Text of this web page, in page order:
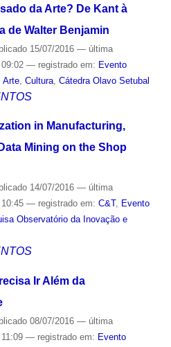
da Arte? De Kant à
de Walter Benjamin
15/07/2016 — última
— registrado em: Evento
Arte, Cultura, Cátedra Olavo Setubal
in Manufacturing,
Mining on the Shop
14/07/2016 — última
— registrado em: C&T, Evento
Observatório da Inovação e
Ir Além da
08/07/2016 — última
— registrado em: Evento